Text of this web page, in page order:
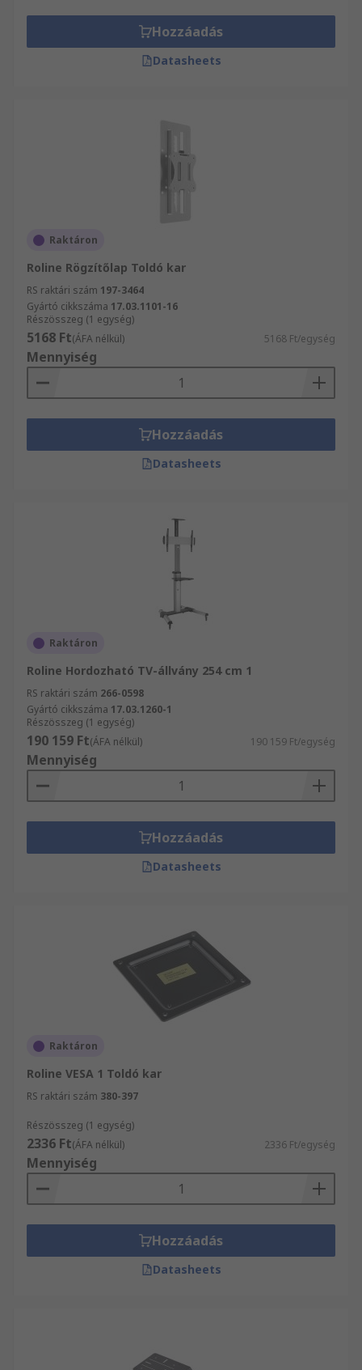
Hozzáadás
Datasheets
Raktáron
Roline Rögzítőlap Toldó kar
RS raktári szám 197-3464
Gyártó cikkszáma 17.03.1101-16
Részösszeg (1 egység)
5168 Ft(ÁFA nélkül) 5168 Ft/egység
Mennyiség
Hozzáadás
Datasheets
Raktáron
Roline Hordozható TV-állvány 254 cm 1
RS raktári szám 266-0598
Gyártó cikkszáma 17.03.1260-1
Részösszeg (1 egység)
190 159 Ft(ÁFA nélkül) 190 159 Ft/egység
Mennyiség
Hozzáadás
Datasheets
Raktáron
Roline VESA 1 Toldó kar
RS raktári szám 380-397
Részösszeg (1 egység)
2336 Ft(ÁFA nélkül) 2336 Ft/egység
Mennyiség
Hozzáadás
Datasheets